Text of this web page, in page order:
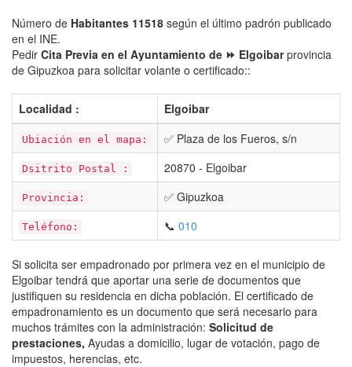
Número de Habitantes 11518 según el último padrón publicado
en el INE.
Pedir Cita Previa en el Ayuntamiento de ⏩ Elgoibarprovincia
de Gipuzkoa para solicitar volante o certificado::
Localidad : Elgoibar
Ubiación en el mapa: ✅ Plaza de los Fueros, s/n
Dsitrito Postal : 20870 - Elgoibar
Provincia: ✅ Gipuzkoa
Teléfono: 📞 010
Si solicita ser empadronado por primera vez en el municipio de
Elgoibar tendrá que aportar una serie de documentos que
justifiquen su residencia en dicha población. El certificado de
empadronamiento es un documento que será necesario para
muchos trámites con la administración: Solicitud de
prestaciones, Ayudas a domicilio, lugar de votación, pago de
impuestos, herencias, etc.